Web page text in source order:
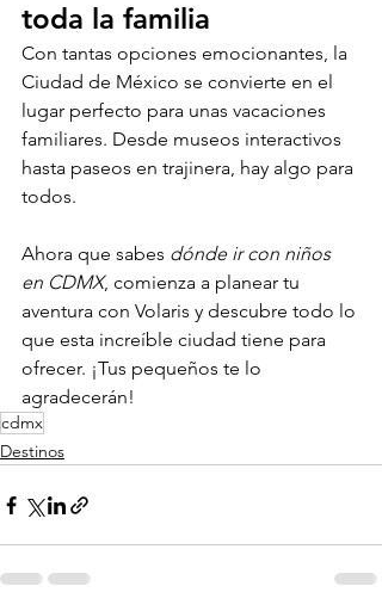
toda la familia
Con tantas opciones emocionantes, la
Ciudad de México se convierte en el
lugar perfecto para unas vacaciones
familiares. Desde museos interactivos
hasta paseos en trajinera, hay algo para
todos.
Ahora que sabes dónde ir con niños
en CDMX, comienza a planear tu
aventura con Volaris y descubre todo lo
que esta increíble ciudad tiene para
ofrecer. ¡Tus pequeños te lo
agradecerán!
cdmx
Destinos